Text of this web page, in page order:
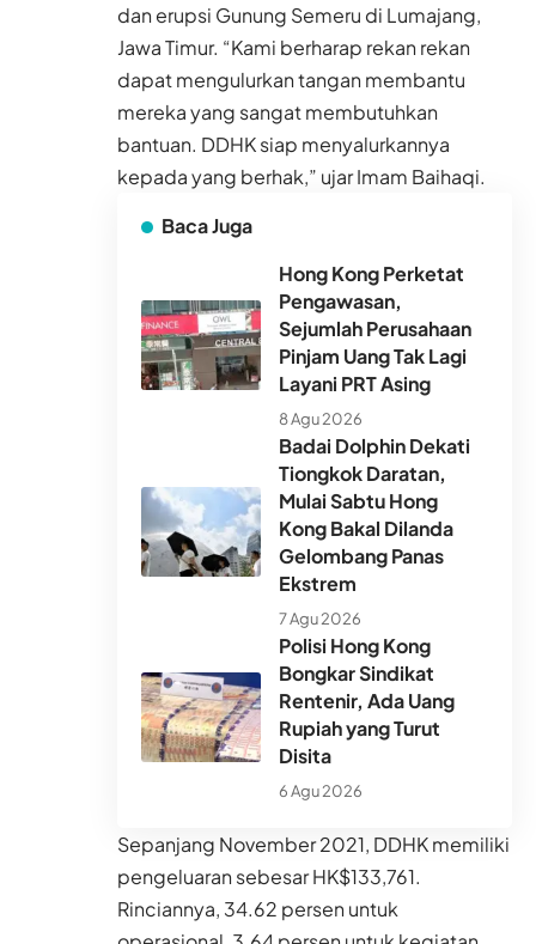
dan erupsi Gunung Semeru di Lumajang,
Jawa Timur. “Kami berharap rekan rekan
dapat mengulurkan tangan membantu
mereka yang sangat membutuhkan
bantuan. DDHK siap menyalurkannya
kepada yang berhak,” ujar Imam Baihaqi.
Baca Juga
Hong Kong Perketat
Pengawasan,
Sejumlah Perusahaan
Pinjam Uang Tak Lagi
Layani PRT Asing
8 Agu 2026
Badai Dolphin Dekati
Tiongkok Daratan,
Mulai Sabtu Hong
Kong Bakal Dilanda
Gelombang Panas
Ekstrem
7 Agu 2026
Polisi Hong Kong
Bongkar Sindikat
Rentenir, Ada Uang
Rupiah yang Turut
Disita
6 Agu 2026
Sepanjang November 2021, DDHK memiliki
pengeluaran sebesar HK$133,761.
Rinciannya, 34.62 persen untuk